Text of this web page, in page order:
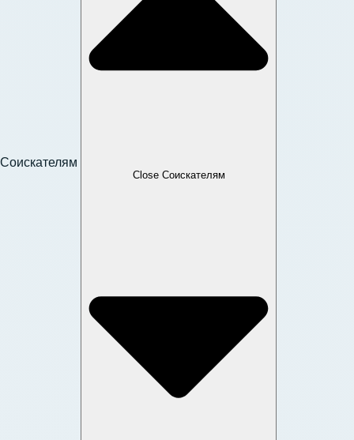
Соискателям
Close Соискателям